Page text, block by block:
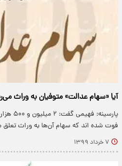
آیا «سهام عدالت» متوفیان به وراث
فوت شده اند که سهام آن‌ها به وراث تعلق
۷ خرداد ۱۳۹۹